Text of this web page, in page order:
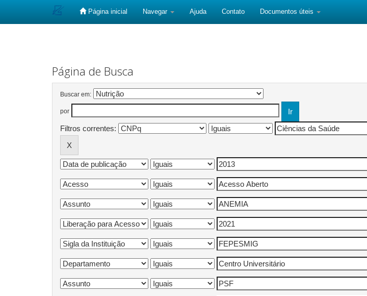
Página inicial Navegar Ajuda Contato Documentos úteis
Página de Busca
Buscar em:
por
Filtros correntes: